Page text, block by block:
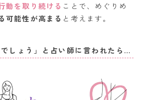
動を取り続ける ことで、めぐりめ
可能性が高まる と考えます。
でしょう」と占い師に言われたら…